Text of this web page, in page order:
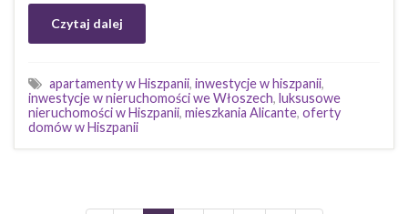
Czytaj dalej
apartamenty w Hiszpanii, inwestycje w hiszpanii,
inwestycje w nieruchomości we Włoszech, luksusowe
nieruchomości w Hiszpanii, mieszkania Alicante, oferty
domów w Hiszpanii